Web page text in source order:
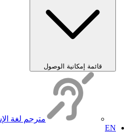
قائمة إمكانية الوصول
مترجم لغة
EN